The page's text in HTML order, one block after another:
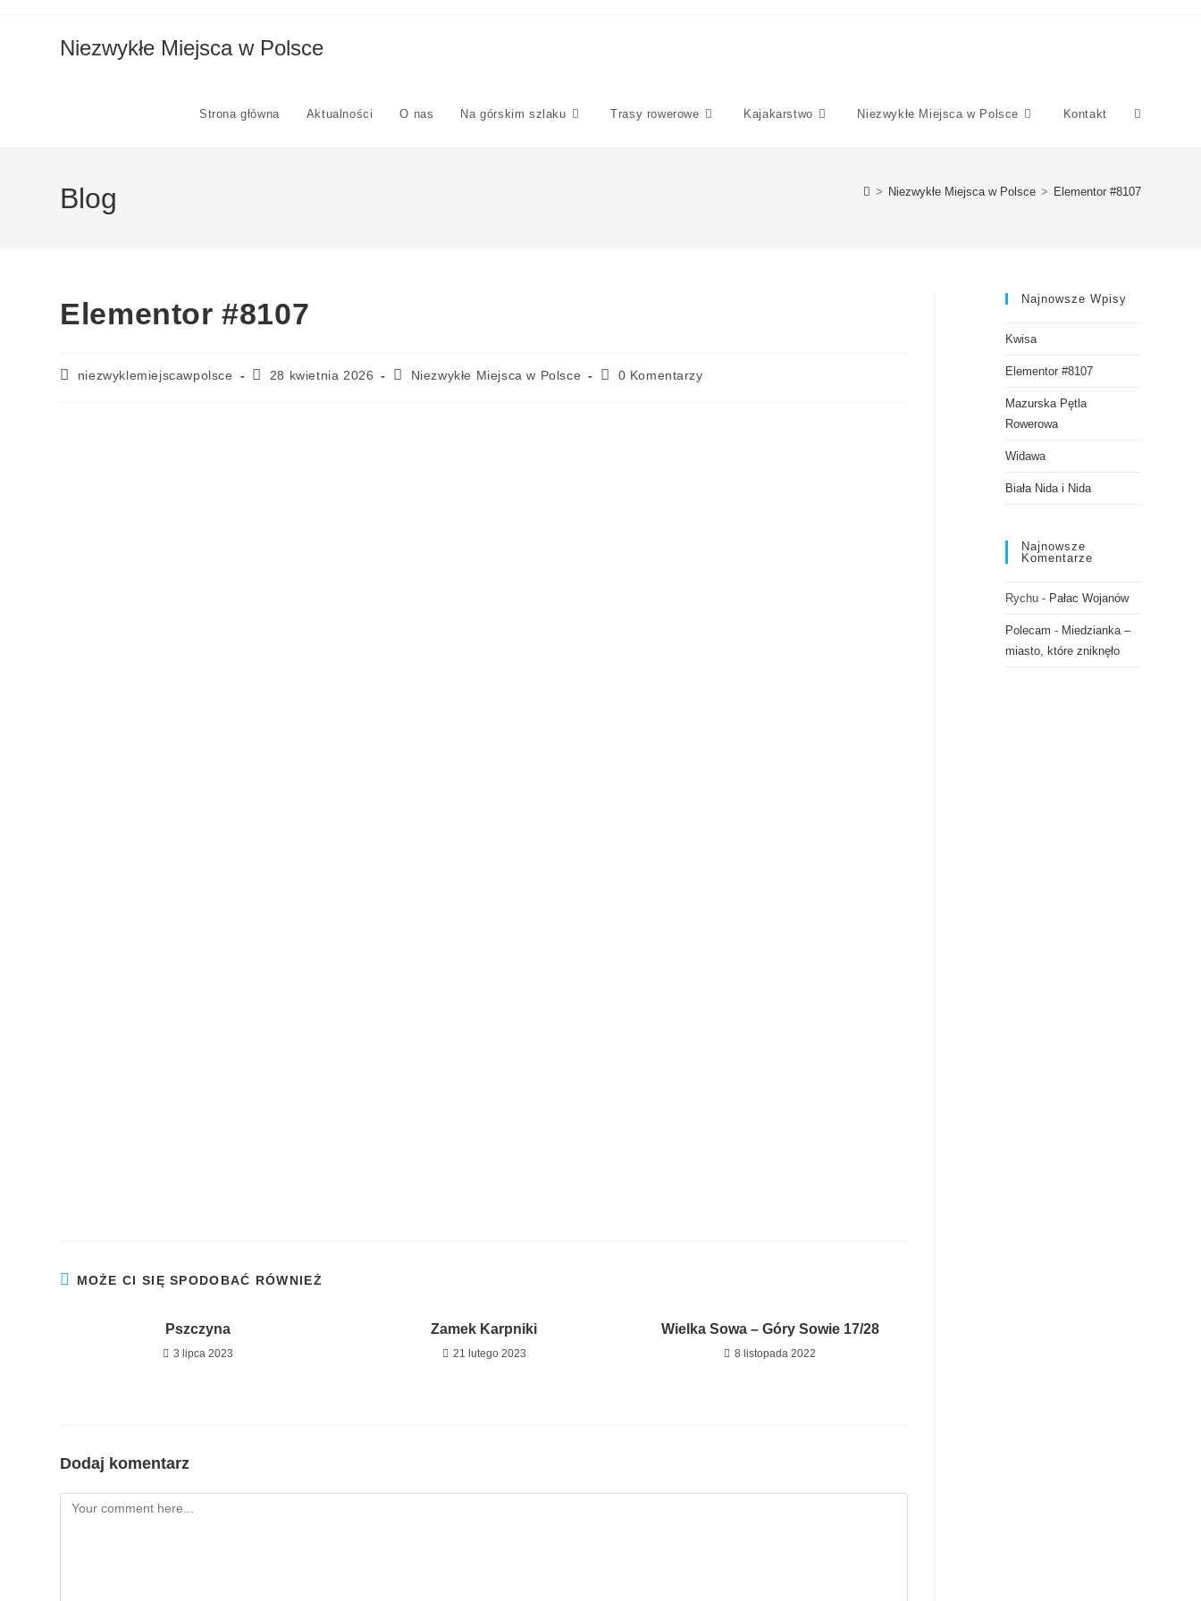
Niezwykłe Miejsca w Polsce
Strona główna Aktualności O nas Na górskim szlaku Trasy rowerowe Kajakarstwo Niezwykłe Miejsca w Polsce Kontakt
Blog > Niezwykłe Miejsca w Polsce > Elementor #8107
Elementor #8107
niezwyklemiejscawpolsce 28 kwietnia 2026 Niezwykłe Miejsca w Polsce 0 Komentarzy
MOŻE CI SIĘ SPODOBAĆ RÓWNIEŻ
Pszczyna
3 lipca 2023
Zamek Karpniki
21 lutego 2023
Wielka Sowa – Góry Sowie 17/28
8 listopada 2022
Dodaj komentarz
Najnowsze Wpisy
Kwisa
Elementor #8107
Mazurska Pętla
Rowerowa
Widawa
Biała Nida i Nida
Najnowsze
Komentarze
Rychu - Pałac Wojanów
Polecam - Miedzianka –
miasto, które zniknęło